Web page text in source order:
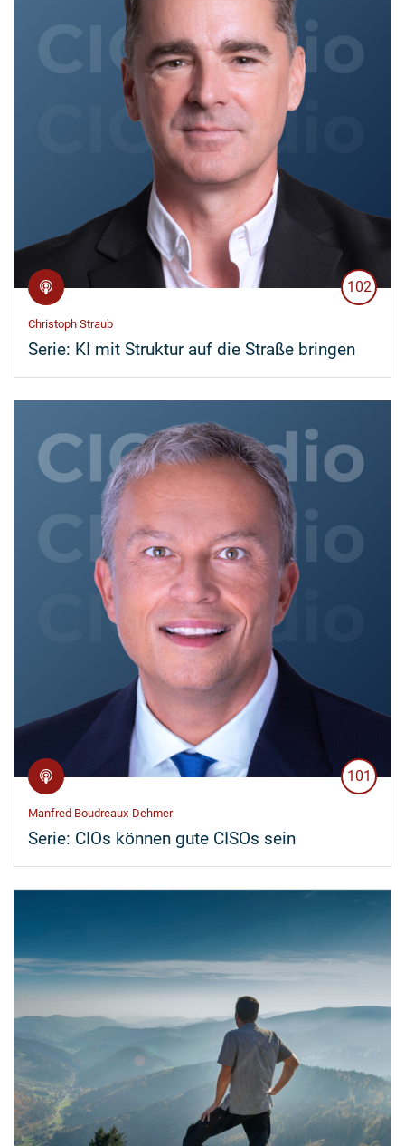
102
Christoph Straub
Serie: KI mit Struktur auf die Straße bringen
101
Manfred Boudreaux-Dehmer
Serie: CIOs können gute CISOs sein